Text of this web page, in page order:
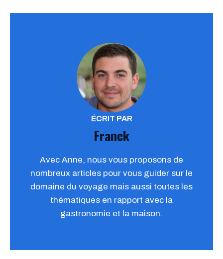
ÉCRIT PAR
Franck
Avec Anne, nous vous proposons de
nombreux articles pour vous guider sur le
domaine du voyage mais aussi toutes les
thématiques en rapport avec la
gastronomie et la maison.